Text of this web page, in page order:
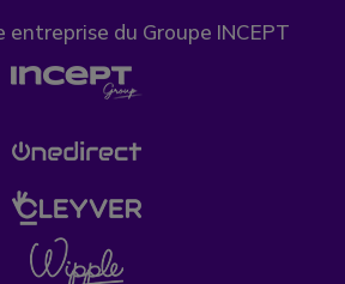
entreprise du Groupe INCEPT